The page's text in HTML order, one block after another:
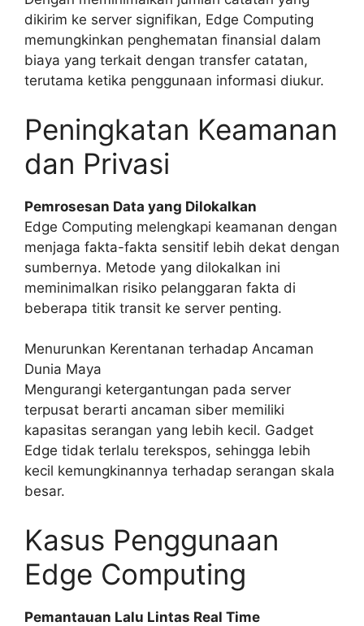
dikirim ke server signifikan, Edge Computing
memungkinkan penghematan finansial dalam
biaya yang terkait dengan transfer catatan,
terutama ketika penggunaan informasi diukur.
Peningkatan Keamanan
dan Privasi
Pemrosesan Data yang Dilokalkan
Edge Computing melengkapi keamanan dengan
menjaga fakta-fakta sensitif lebih dekat dengan
sumbernya. Metode yang dilokalkan ini
meminimalkan risiko pelanggaran fakta di
beberapa titik transit ke server penting.
Menurunkan Kerentanan terhadap Ancaman
Dunia Maya
Mengurangi ketergantungan pada server
terpusat berarti ancaman siber memiliki
kapasitas serangan yang lebih kecil. Gadget
Edge tidak terlalu terekspos, sehingga lebih
kecil kemungkinannya terhadap serangan skala
besar.
Kasus Penggunaan
Edge Computing
Pemantauan Lalu Lintas Real Time